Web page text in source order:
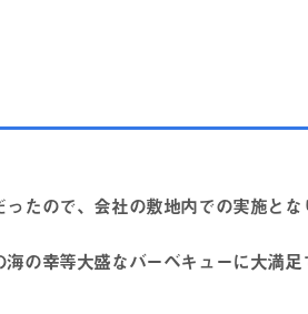
たので、会社の敷地内での実施とな
の幸等大盛なバーベキューに大満足